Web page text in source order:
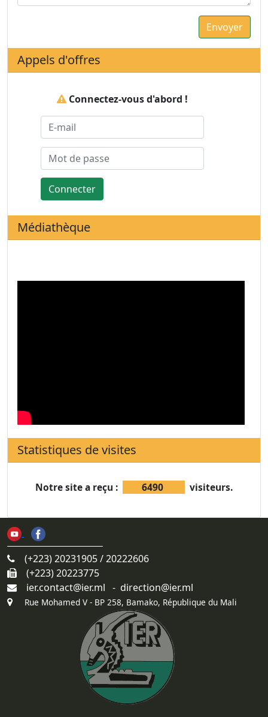
Appels d'offres
Connectez-vous d'abord !
Connecter
Médiathèque
(+223) 20231905 / 20222606
(+223) 20223775
ier.contact@ier.ml - direction@ier.ml
Liens utiles
Ministère de l'Agriculture
Primature - Mali
© 2021-2026. IER. Tous droits réservés.
dl4djibril@gmail.com - HQGroupe